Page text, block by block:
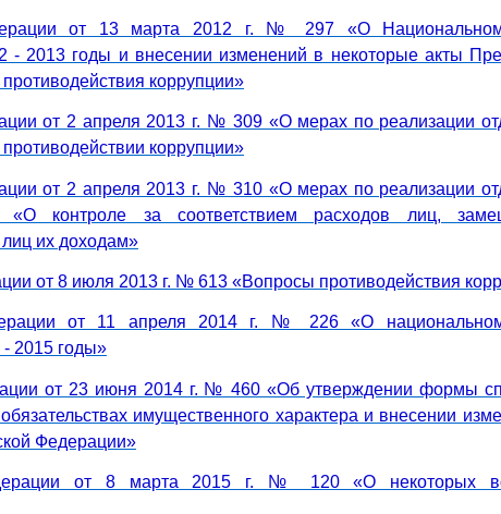
от 13 марта 2012 г. № 297 «О
- 2013 годы и внесении изменений в некоторые акты
коррупции»
от 2 апреля 2013 г. № 309 «О мерах по реализации
коррупции»
от 2 апреля 2013 г. № 310 «О мерах по реализации
«О контроле за соответствием расходов лиц,
их доходам»
от 8 июля 2013 г. № 613 «Вопросы противодействия
от 11 апреля 2014 г. № 226 «О
- 2015 годы»
от 23 июня 2014 г. № 460 «Об утверждении формы
имущественного характера и внесении
Федерации»
от 8 марта 2015 г. № 120 «О некоторых